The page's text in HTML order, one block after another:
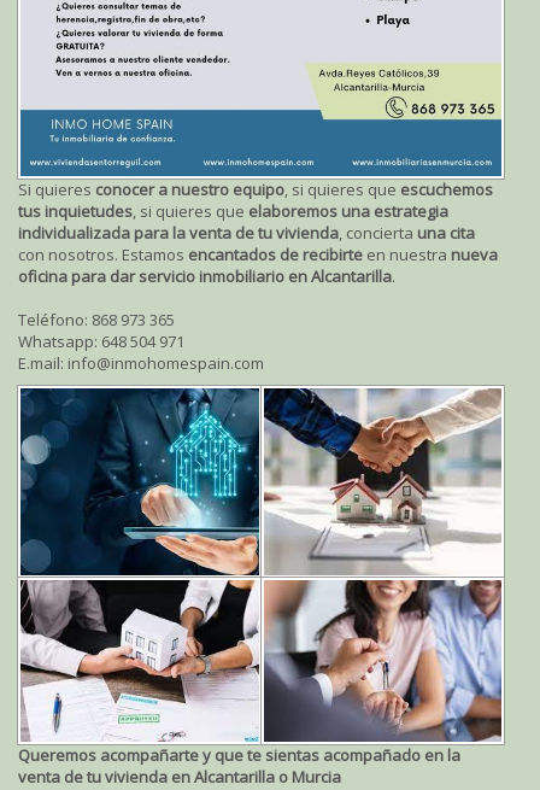
Si quieres conocer a nuestro equipo, si quieres que escuchemos
tus inquietudes, si quieres que elaboremos una estrategia
individualizada para la venta de tu vivienda, concierta una cita
con nosotros. Estamos encantados de recibirte en nuestra nueva
oficina para dar servicio inmobiliario en Alcantarilla.
Teléfono: 868 973 365
Whatsapp: 648 504 971
E.mail: info@inmohomespain.com
Queremos acompañarte y que te sientas acompañado en la
venta de tu vivienda en Alcantarilla o Murcia